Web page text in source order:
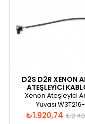
D2S D2R XENON
ATEŞLEYICI
W3T216
Xenon Ateşleyici
Yuvası
Fiyat
₺1.920,74